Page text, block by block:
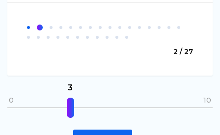
2 / 27
0 10
3